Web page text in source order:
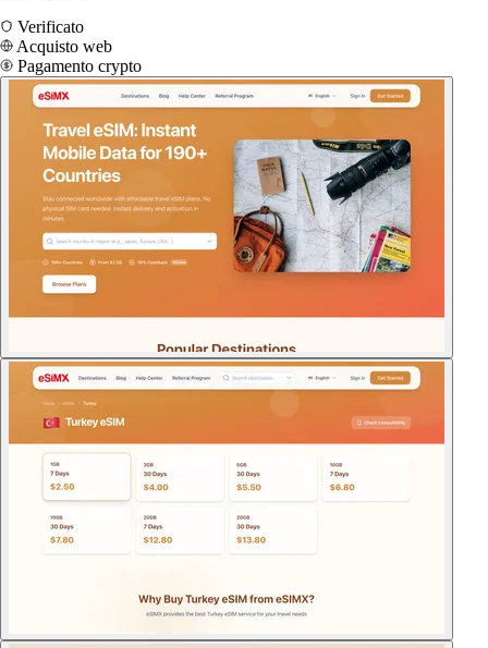
Verificato
Acquisto web
Pagamento crypto